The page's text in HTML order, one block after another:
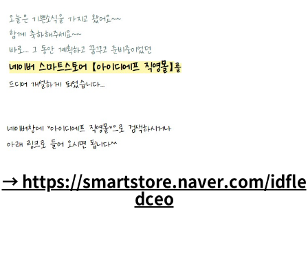
→ https://smartstore.naver.com/idfle
dceo